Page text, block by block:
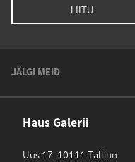
JÄLGI MEID
Haus Galerii
Uus 17, 10111 Tallinn